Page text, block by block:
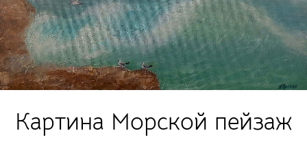
Картина Морской пейзаж